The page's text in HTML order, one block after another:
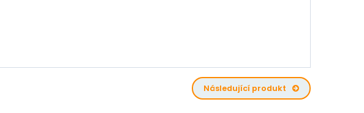
Následující produkt